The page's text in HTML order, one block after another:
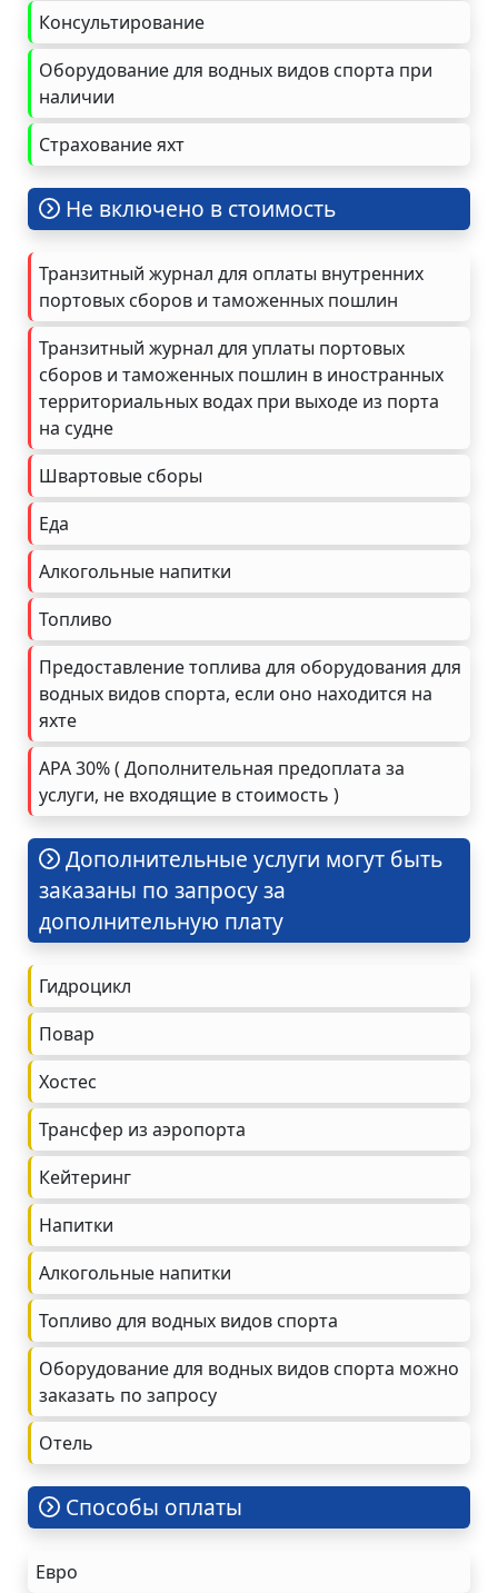
Консультирование
Оборудование для водных видов спорта при
наличии
Страхование яхт
Не включено в стоимость
Транзитный журнал для оплаты внутренних
портовых сборов и таможенных пошлин
Транзитный журнал для уплаты портовых
сборов и таможенных пошлин в иностранных
территориальных водах при выходе из порта
на судне
Швартовые сборы
Еда
Алкогольные напитки
Топливо
Предоставление топлива для оборудования для
водных видов спорта, если оно находится на
яхте
APA 30% ( Дополнительная предоплата за
услуги, не входящие в стоимость )
Дополнительные услуги могут быть
заказаны по запросу за
дополнительную плату
Гидроцикл
Повар
Хостес
Трансфер из аэропорта
Кейтеринг
Напитки
Алкогольные напитки
Топливо для водных видов спорта
Оборудование для водных видов спорта можно
заказать по запросу
Oтель
Cпособы оплаты
Евро